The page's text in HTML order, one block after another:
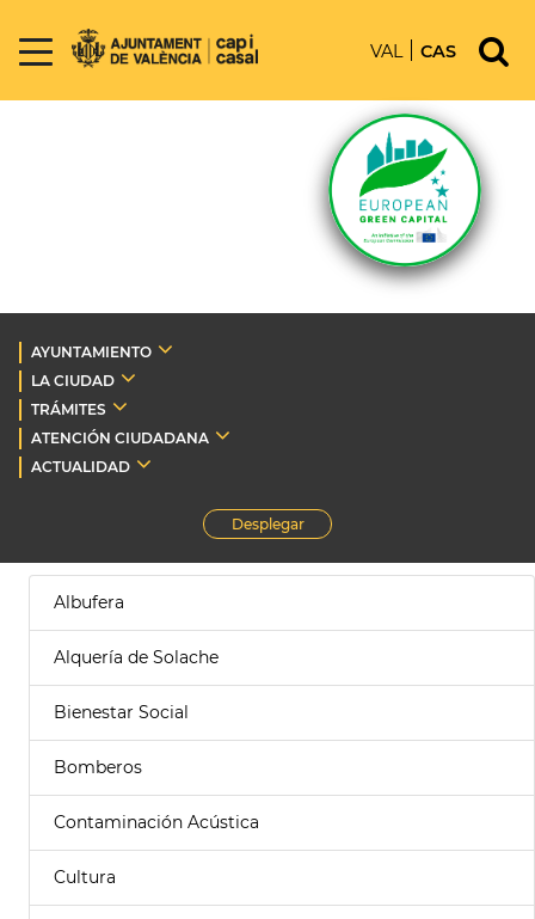
VAL CAS
AYUNTAMIENTO
LA CIUDAD
TRÁMITES
ATENCIÓN CIUDADANA
ACTUALIDAD
Desplegar
Albufera
Alquería de Solache
Bienestar Social
Bomberos
Contaminación Acústica
Cultura